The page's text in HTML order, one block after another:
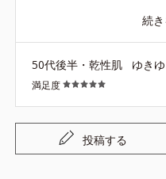
た。 BB３種のうち、こ
います❣️ サンプル使用で
ってもよくわかりました
続
50代後半・乾性肌 ゆき
満足度
投稿する